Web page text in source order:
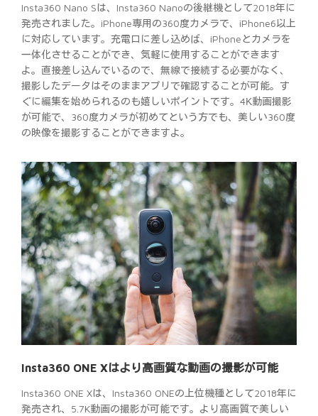
Insta360 Nano Sは、Insta360 Nanoの後継機として2018年に
発売されました。iPhone専用の360度カメラで、iPhone6以上
に対応しています。充電口に差し込めば、iPhoneとカメラを
一体化させることができ、気軽に使用することができます
よ。直接差し込んでいるので、無線で接続する必要がなく、
撮影したデータはそのままアプリで確認することが可能。す
ぐに編集を始められるのも嬉しいポイントです。4K動画撮影
が可能で、360度カメラが初めてという方でも、美しい360度
の映像を撮影することができますよ。
Insta360 ONE Xはより高画質な動画の撮影が可能
Insta360 ONE Xは、Insta360 ONEの上位機種として2018年に
発売され、5.7K動画の撮影が可能です。より高画質で美しい